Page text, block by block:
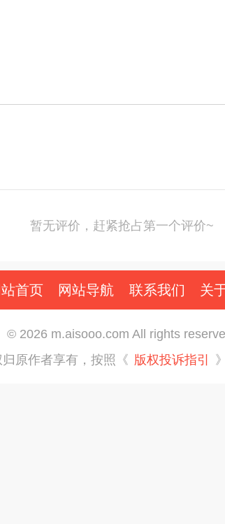
暂无评价，赶紧抢占第一个评价~
首页 网站导航 联系我们 关
© 2026 m.aisooo.com All rights
归原作者享有，按照《 版权投诉指引